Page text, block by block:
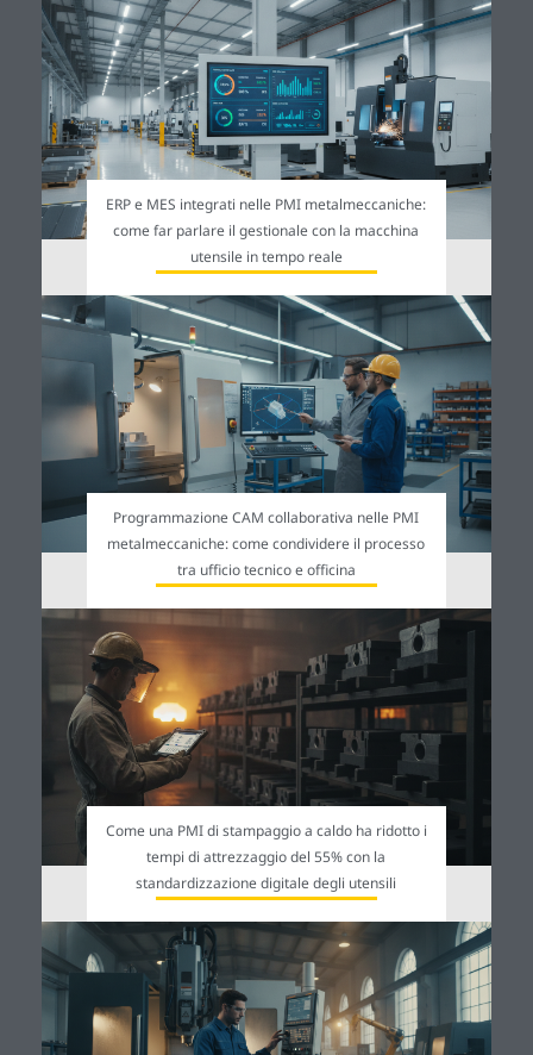
ERP e MES integrati nelle PMI metalmeccaniche:
come far parlare il gestionale con la macchina
utensile in tempo reale
Programmazione CAM collaborativa nelle PMI
metalmeccaniche: come condividere il processo
tra ufficio tecnico e officina
Come una PMI di stampaggio a caldo ha ridotto i
tempi di attrezzaggio del 55% con la
standardizzazione digitale degli utensili